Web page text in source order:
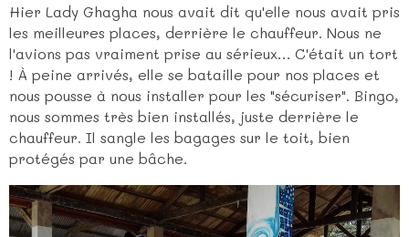
Hier Lady Ghagha nous avait dit qu'elle nous avait pris
les meilleures places, derrière le chauffeur. Nous ne
l'avions pas vraiment prise au sérieux… C'était un tort
! À peine arrivés, elle se bataille pour nos places et
nous pousse à nous installer pour les "sécuriser". Bingo,
nous sommes très bien installés, juste derrière le
chauffeur. Il sangle les bagages sur le toit, bien
protégés par une bâche.